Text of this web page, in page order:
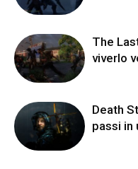
The
viverlo
Death
passi in